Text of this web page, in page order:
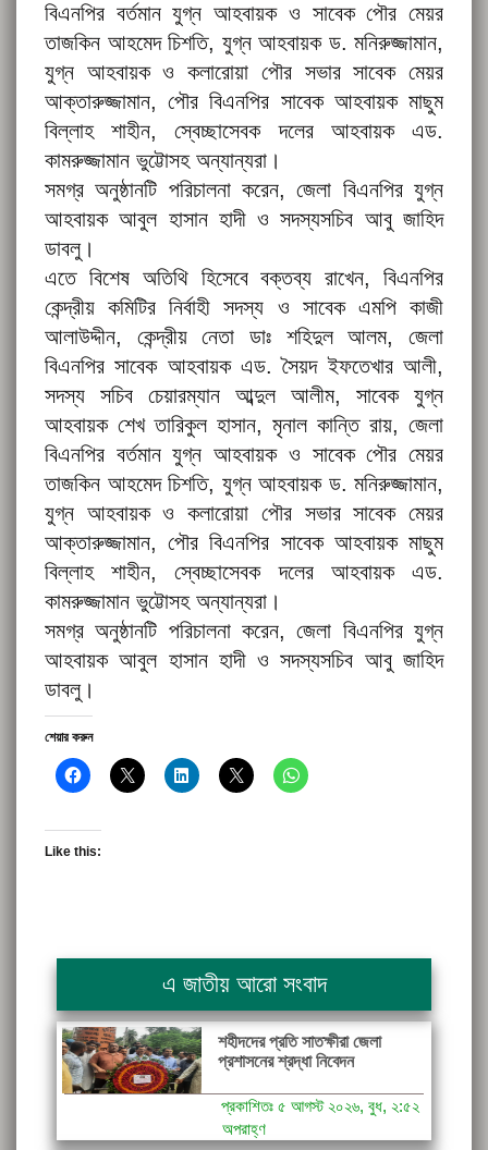
বিএনপির বর্তমান যুগ্ন আহবায়ক ও সাবেক পৌর মেয়র
তাজকিন আহমেদ চিশতি, যুগ্ন আহবায়ক ড. মনিরুজ্জামান,
যুগ্ন আহবায়ক ও কলারোয়া পৌর সভার সাবেক মেয়র
আক্তারুজ্জামান, পৌর বিএনপির সাবেক আহবায়ক মাছুম
বিল্লাহ শাহীন, স্বেচ্ছাসেবক দলের আহবায়ক এড.
কামরুজ্জামান ভুট্টোসহ অন্যান্যরা।
সমগ্র অনুষ্ঠানটি পরিচালনা করেন, জেলা বিএনপির যুগ্ন
আহবায়ক আবুল হাসান হাদী ও সদস্যসচিব আবু জাহিদ
ডাবলু।
এতে বিশেষ অতিথি হিসেবে বক্তব্য রাখেন, বিএনপির
কেন্দ্রীয় কমিটির নির্বাহী সদস্য ও সাবেক এমপি কাজী
আলাউদ্দীন, কেন্দ্রীয় নেতা ডাঃ শহিদুল আলম, জেলা
বিএনপির সাবেক আহবায়ক এড. সৈয়দ ইফতেখার আলী,
সদস্য সচিব চেয়ারম্যান আব্দুল আলীম, সাবেক যুগ্ন
আহবায়ক শেখ তারিকুল হাসান, মৃনাল কান্তি রায়, জেলা
বিএনপির বর্তমান যুগ্ন আহবায়ক ও সাবেক পৌর মেয়র
তাজকিন আহমেদ চিশতি, যুগ্ন আহবায়ক ড. মনিরুজ্জামান,
যুগ্ন আহবায়ক ও কলারোয়া পৌর সভার সাবেক মেয়র
আক্তারুজ্জামান, পৌর বিএনপির সাবেক আহবায়ক মাছুম
বিল্লাহ শাহীন, স্বেচ্ছাসেবক দলের আহবায়ক এড.
কামরুজ্জামান ভুট্টোসহ অন্যান্যরা।
সমগ্র অনুষ্ঠানটি পরিচালনা করেন, জেলা বিএনপির যুগ্ন
আহবায়ক আবুল হাসান হাদী ও সদস্যসচিব আবু জাহিদ
ডাবলু।
শেয়ার করুন
Like this:
এ জাতীয় আরো সংবাদ
শহীদদের প্রতি সাতক্ষীরা জেলা
প্রশাসনের শ্রদ্ধা নিবেদন
প্রকাশিতঃ ৫ আগস্ট ২০২৬, বুধ, ২:৫২
অপরাহ্ণ